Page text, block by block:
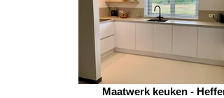
Maatwerk keuken - Heffen